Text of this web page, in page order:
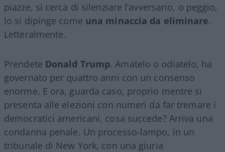
piazze, si cerca di silenziare l’avversario, o peggio,
lo si dipinge come una minaccia da eliminare.
Letteralmente.
Prendete Donald Trump. Amatelo o odiatelo, ha
governato per quattro anni con un consenso
enorme. E ora, guarda caso, proprio mentre si
presenta alle elezioni con numeri da far tremare i
democratici americani, cosa succede? Arriva una
condanna penale. Un processo-lampo, in un
tribunale di New York, con una giuria